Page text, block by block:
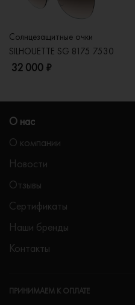
Солнцезащитные очки
SILHOUETTE SG 8175 7530
32 000 ₽
О нас
О компании
Новости
Отзывы
Сертификаты
Наши бренды
Контакты
ПРИНИМАЕМ К ОПЛАТЕ